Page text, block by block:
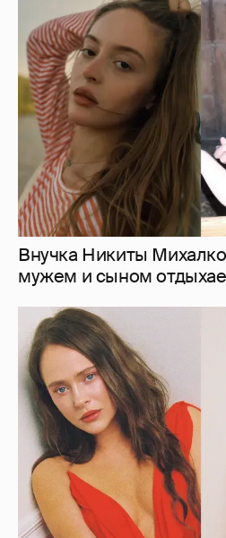
Внучка Никиты
мужем и сыном
"Лолита". Аглая
платье с декольте и